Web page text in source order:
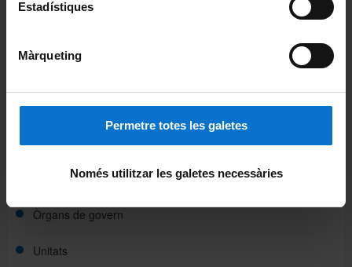
Estadístiques
Màrqueting
Permetre totes les galetes
Només utilitzar les galetes necessàries
L'Agència
Reglament
Òrgans de govern
Unitats
universitats catalanes
Comparteix-ho: